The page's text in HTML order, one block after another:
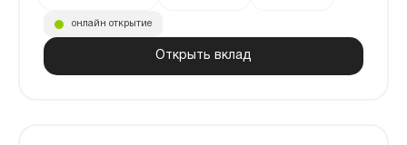
Открыть вклад
онлайн открытие